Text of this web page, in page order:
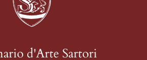
d'Arte Sartori